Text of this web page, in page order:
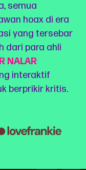
semua
hoax di era
yang tersebar
dari para ahli
NALAR
interaktif
berprikir kritis.